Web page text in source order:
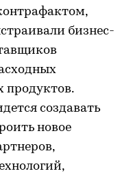
бизнес-
продуктов.
создавать
новое